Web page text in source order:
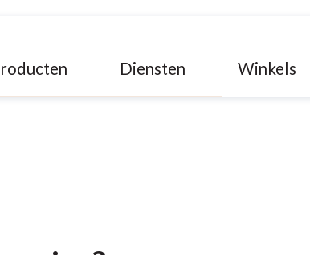
Diensten Winkels